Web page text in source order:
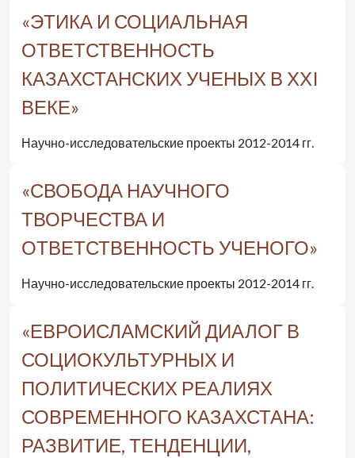
«ЭТИКА И СОЦИАЛЬНАЯ
ОТВЕТСТВЕННОСТЬ
КАЗАХСТАНСКИХ УЧЕНЫХ В ХХI
ВЕКЕ»
Научно-исследовательские проекты 2012-2014 гг.
«СВОБОДА НАУЧНОГО
ТВОРЧЕСТВА И
ОТВЕТСТВЕННОСТЬ УЧЕНОГО»
Научно-исследовательские проекты 2012-2014 гг.
«ЕВРОИСЛАМСКИЙ ДИАЛОГ В
СОЦИОКУЛЬТУРНЫХ И
ПОЛИТИЧЕСКИХ РЕАЛИЯХ
СОВРЕМЕННОГО КАЗАХСТАНА:
РАЗВИТИЕ, ТЕНДЕНЦИИ,